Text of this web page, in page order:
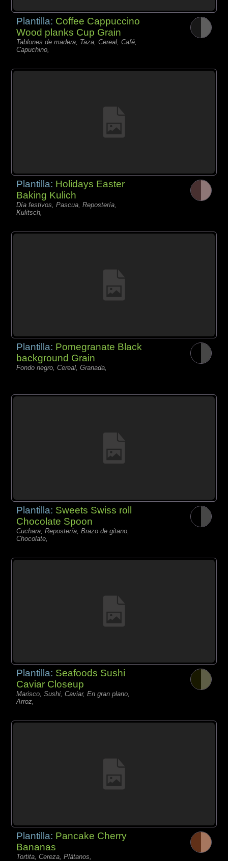
Plantilla: Coffee Cappuccino
Wood planks Cup Grain
Tablones de madera, Taza, Cereal, Café,
Capuchino,
Plantilla: Holidays Easter
Baking Kulich
Día festivos, Pascua, Repostería,
Kulitsch,
Plantilla: Pomegranate Black
background Grain
Fondo negro, Cereal, Granada,
Plantilla: Sweets Swiss roll
Chocolate Spoon
Cuchara, Repostería, Brazo de gitano,
Chocolate,
Plantilla: Seafoods Sushi
Caviar Closeup
Marisco, Sushi, Caviar, En gran plano,
Arroz,
Plantilla: Pancake Cherry
Bananas
Tortita, Cereza, Plátanos,